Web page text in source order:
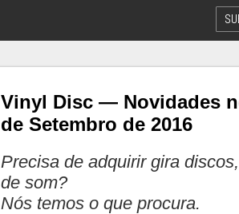
Vinyl Disc — Novidades
de Setembro de 2016
Precisa de adquirir gira
de som?
Nós temos o que procura.